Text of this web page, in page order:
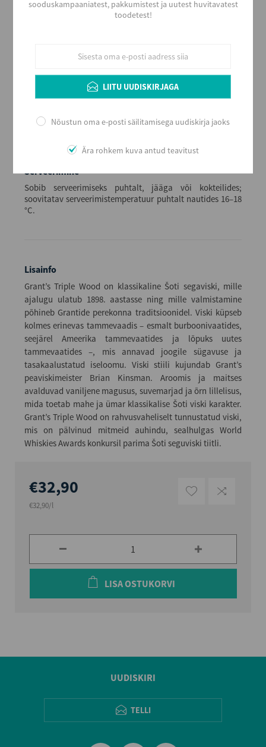
Piirkond
Alkoholi sisaldus
40
Maht (L)
1
Kogus kastis
EAN
5010327000039
Serveerimine
Sobib serveerimiseks puhtalt, jääga või kokteilides;
soovitatav serveerimistemperatuur puhtalt nautides 16–18
°C.
Lisainfo
Grant’s Triple Wood on klassikaline Šoti segaviski, mille
ajalugu ulatub 1898. aastasse ning mille valmistamine
põhineb Grantide perekonna traditsioonidel. Viski küpseb
kolmes erinevas tammevaadis – esmalt burboonivaatides,
seejärel Ameerika tammevaatides ja lõpuks uutes
tammevaatides –, mis annavad joogile sügavuse ja
tasakaalustatud iseloomu. Viski stiili kujundab Grant’s
peaviskimeister Brian Kinsman. Aroomis ja maitses
avalduvad vaniljene magusus, suvemarjad ja õrn lillelisus,
mida toetab mahe ja ümar klassikalise Šoti viski karakter.
Grant’s Triple Wood on rahvusvaheliselt tunnustatud viski,
mis on pälvinud mitmeid auhindu, sealhulgas World
Whiskies Awards konkursil parima Šoti seguviski tiitli.
€32,90
€32,90/l
LISA OSTUKORVI
UUDISKIRI
TELLI
sooduskampaaniatest, pakkumistest ja uutest huvitavatest
toodetest!
LIITU UUDISKIRJAGA
Nõustun oma e-posti säilitamisega uudiskirja jaoks
Ära rohkem kuva antud teavitust